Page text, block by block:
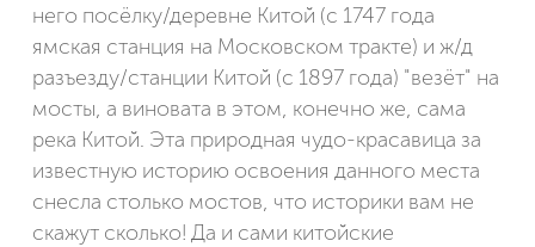
него посёлку/деревне Китой (с 1747 года
ямская станция на Московском тракте) и ж/д
разъезду/станции Китой (с 1897 года) "везёт" на
мосты, а виновата в этом, конечно же, сама
река Китой. Эта природная чудо-красавица за
известную историю освоения данного места
снесла столько мостов, что историки вам не
скажут сколько! Да и сами китойские